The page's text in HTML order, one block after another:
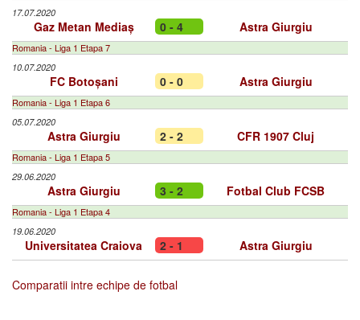
17.07.2020
Gaz Metan Mediaș 0 - 4 Astra Giurgiu
Romania - Liga 1 Etapa 7
10.07.2020
FC Botoșani 0 - 0 Astra Giurgiu
Romania - Liga 1 Etapa 6
05.07.2020
Astra Giurgiu 2 - 2 CFR 1907 Cluj
Romania - Liga 1 Etapa 5
29.06.2020
Astra Giurgiu 3 - 2 Fotbal Club FCSB
Romania - Liga 1 Etapa 4
19.06.2020
Universitatea Craiova 2 - 1 Astra Giurgiu
Comparatii intre echipe de fotbal